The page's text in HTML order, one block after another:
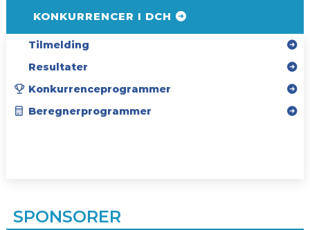
KONKURRENCER I DCH
Tilmelding
Resultater
Konkurrenceprogrammer
Beregnerprogrammer
SPONSORER